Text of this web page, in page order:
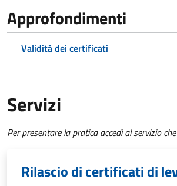
Approfondimenti
Validità dei certificati
Servizi
Per presentare la pratica accedi al servizio
Rilascio di certificati di